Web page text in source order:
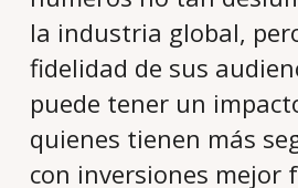
la industria global,
fidelidad de sus
puede tener un
quienes tienen más
con inversiones mejor